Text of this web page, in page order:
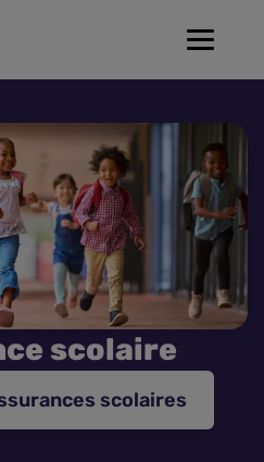
Toggle
scolaire
scolaires